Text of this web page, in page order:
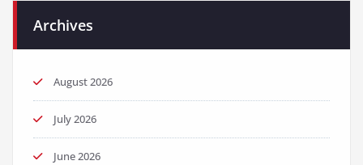
Archives
August 2026
July 2026
June 2026